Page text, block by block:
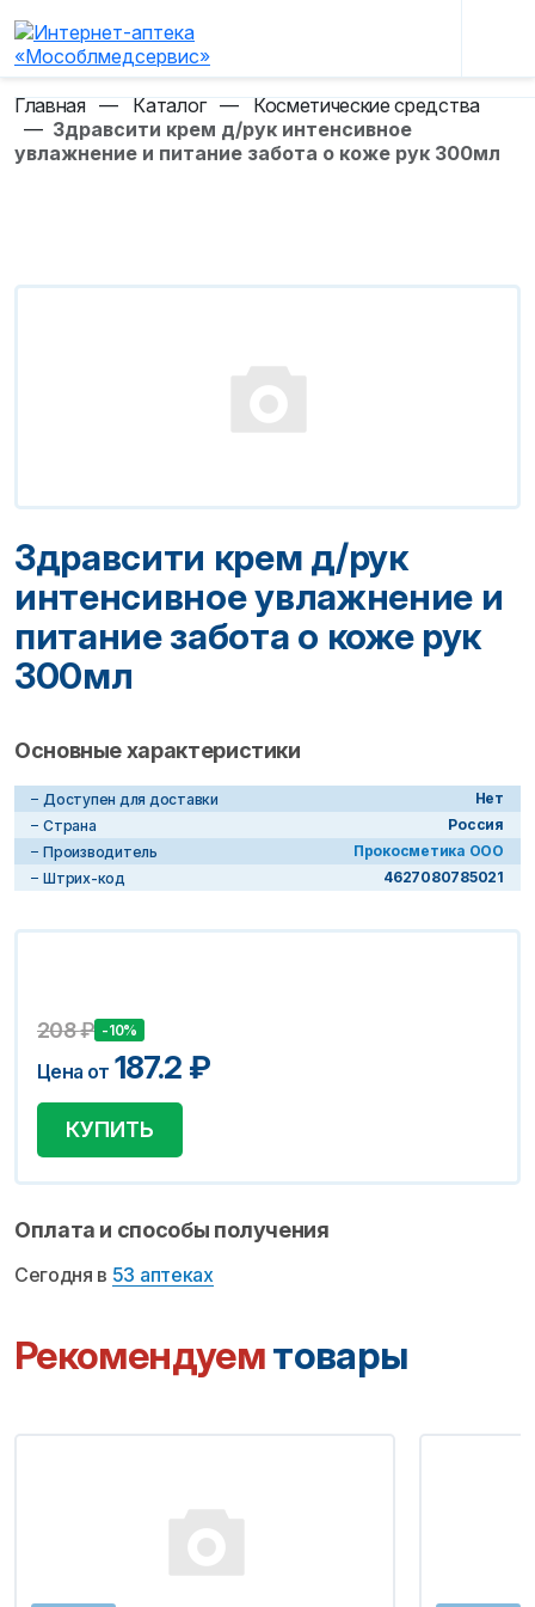
Главная — Каталог — Косметические средства
— Здравсити крем д/рук интенсивное
увлажнение и питание забота о коже рук 300мл
Здравсити крем д/рук
интенсивное увлажнение и
питание забота о коже рук
300мл
Основные характеристики
Доступен для доставки
Нет
Страна
Россия
Производитель
Прокосметика ООО
Штрих-код
4627080785021
208₽ -10%
Цена от 187.2 ₽
КУПИТЬ
Оплата и способы получения
Сегодня в 53 аптеках
Рекомендуемтовары